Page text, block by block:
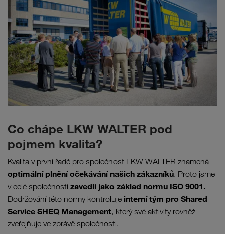
Co chápe LKW WALTER pod
pojmem kvalita?
Kvalita v první řadě pro společnost LKW WALTER znamená
optimální plnění očekávání našich zákazníků. Proto jsme
v celé společnosti zavedli jako základ normu ISO 9001.
Dodržování této normy kontroluje interní tým pro Shared
Service SHEQ Management, který své aktivity rovněž
zveřejňuje ve zprávě společnosti.